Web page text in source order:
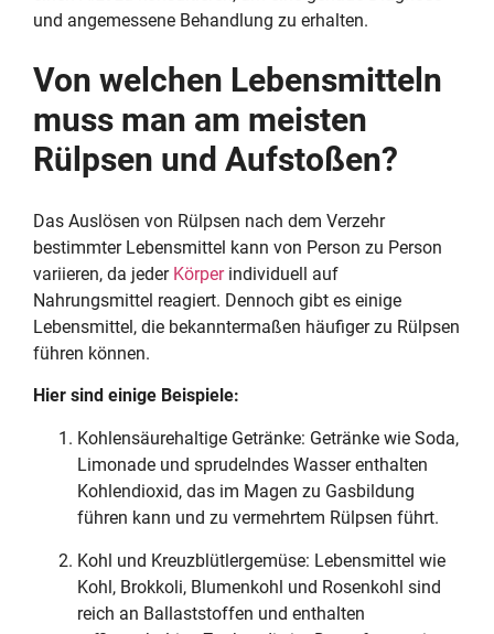
und angemessene Behandlung zu erhalten.
Von welchen Lebensmitteln
muss man am meisten
Rülpsen und Aufstoßen?
Das Auslösen von Rülpsen nach dem Verzehr
bestimmter Lebensmittel kann von Person zu Person
variieren, da jeder Körperindividuell auf
Nahrungsmittel reagiert. Dennoch gibt es einige
Lebensmittel, die bekanntermaßen häufiger zu Rülpsen
führen können.
Hier sind einige Beispiele:
Kohlensäurehaltige Getränke: Getränke wie Soda,
Limonade und sprudelndes Wasser enthalten
Kohlendioxid, das im Magen zu Gasbildung
führen kann und zu vermehrtem Rülpsen führt.
Kohl und Kreuzblütlergemüse: Lebensmittel wie
Kohl, Brokkoli, Blumenkohl und Rosenkohl sind
reich an Ballaststoffen und enthalten